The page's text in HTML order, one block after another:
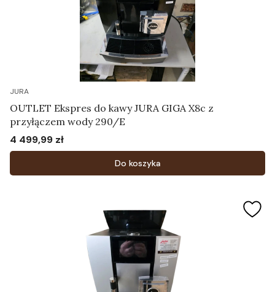
JURA
OUTLET Ekspres do kawy JURA GIGA X8c z
przyłączem wody 290/E
Cena
4 499,99 zł
Do koszyka